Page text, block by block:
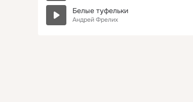
Белые туфельки
Андрей Фрелих